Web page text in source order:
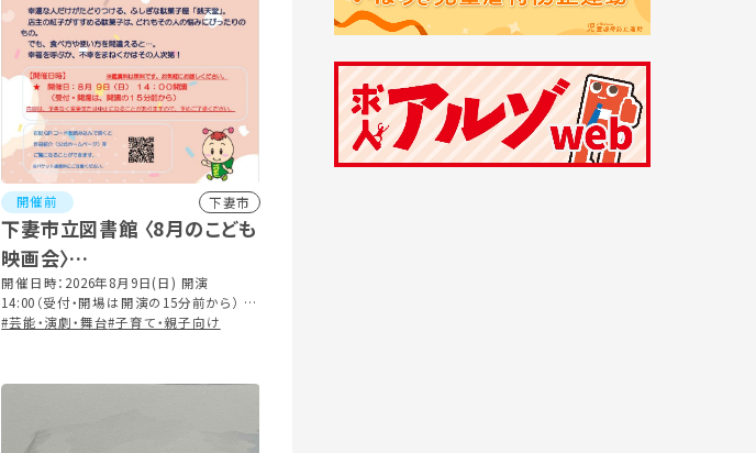
開催前 下妻市
下妻市立図書館 〈8月のこども
映画会〉
ふしぎ駄菓子屋 銭天堂 10巻
その名は「銭天堂」他 全10話
開催日時：2026年8月9日(日) 開演
14:00（受付・開場は開演の15分前から） ※
上映時間 90分
#芸能・演劇・舞台#子育て・親子向け